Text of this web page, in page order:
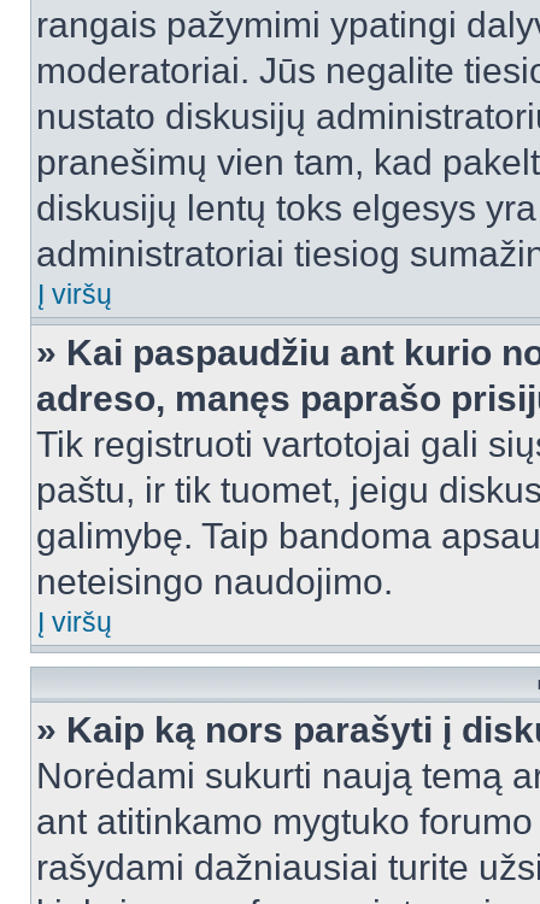
rangais pažymimi ypatingi
moderatoriai. Jūs negalite
nustato diskusijų
pranešimų vien tam, kad
diskusijų lentų toks elgesys
administratoriai tiesiog
Į viršų
» Kai paspaudžiu ant kurio
adreso, manęs paprašo
Tik registruoti vartotojai gali
paštu, ir tik tuomet, jeigu
galimybę. Taip bandoma
neteisingo naudojimo.
Į viršų
» Kaip ką nors parašyti į
Norėdami sukurti naują temą
ant atitinkamo mygtuko
rašydami dažniausiai turite